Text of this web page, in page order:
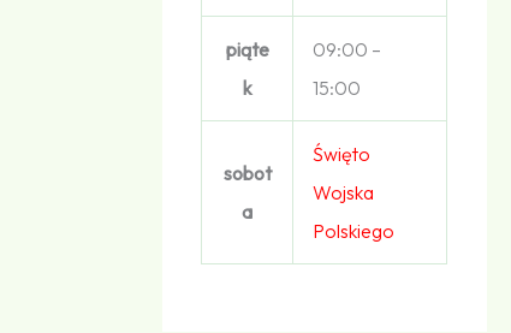
piąte
k
09:00 –
15:00
sobot
a
Święto
Wojska
Polskiego